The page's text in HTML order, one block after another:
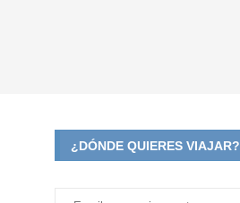
¿DÓNDE QUIERES VIAJAR?